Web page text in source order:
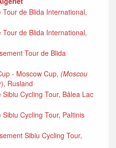
de Blida International,
de Blida International,
Tour de Blida
- Moscow Cup, (Moscou
Rusland
Cycling Tour, Bâlea Lac
Cycling Tour, Paltinis
Sibiu Cycling Tour,